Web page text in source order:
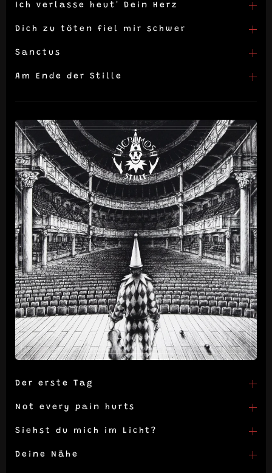
Ich verlasse heut' Dein Herz
Dich zu töten fiel mir schwer
Sanctus
Am Ende der Stille
Der erste Tag
Not every pain hurts
Siehst du mich im Licht?
Deine Nähe